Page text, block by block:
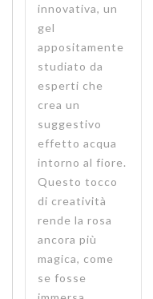
innovativa, un
gel
appositamente
studiato da
esperti che
crea un
suggestivo
effetto acqua
intorno al fiore.
Questo tocco
di creatività
rende la rosa
ancora più
magica, come
se fosse